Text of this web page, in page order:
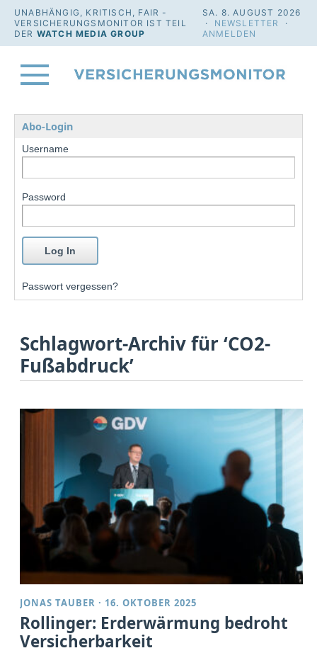
UNABHÄNGIG, KRITISCH, FAIR -
VERSICHERUNGSMONITOR IST TEIL
DER WATCH MEDIA GROUP
SA. 8. AUGUST 2026
· NEWSLETTER
·
ANMELDEN
Abo-Login
Username
Password
Passwort vergessen?
Schlagwort-Archiv für ‘CO2-
Fußabdruck’
JONAS TAUBER · 16. OKTOBER 2025
Rollinger: Erderwärmung bedroht
Versicherbarkeit